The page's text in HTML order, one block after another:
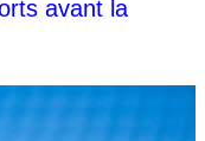
avant la